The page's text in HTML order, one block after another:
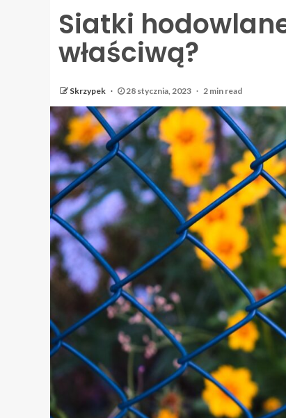
Siatki
właściwą?
Skrzypek 28 stycznia, 2023 2 min read